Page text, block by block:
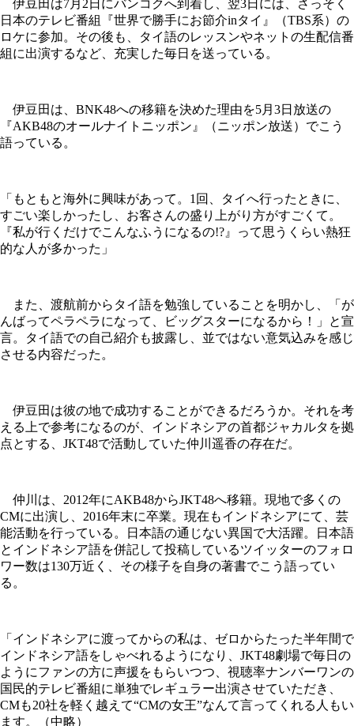
伊豆田は7月2日にバンコクへ到着し、翌3日には、さっそく
日本のテレビ番組『世界で勝手にお節介inタイ』（TBS系）の
ロケに参加。その後も、タイ語のレッスンやネットの生配信番
組に出演するなど、充実した毎日を送っている。
伊豆田は、BNK48への移籍を決めた理由を5月3日放送の
『AKB48のオールナイトニッポン』（ニッポン放送）でこう
語っている。
「もともと海外に興味があって。1回、タイへ行ったときに、
すごい楽しかったし、お客さんの盛り上がり方がすごくて。
『私が行くだけでこんなふうになるの!?』って思うくらい熱狂
的な人が多かった」
また、渡航前からタイ語を勉強していることを明かし、「が
んばってペラペラになって、ビッグスターになるから！」と宣
言。タイ語での自己紹介も披露し、並ではない意気込みを感じ
させる内容だった。
伊豆田は彼の地で成功することができるだろうか。それを考
える上で参考になるのが、インドネシアの首都ジャカルタを拠
点とする、JKT48で活動していた仲川遥香の存在だ。
仲川は、2012年にAKB48からJKT48へ移籍。現地で多くの
CMに出演し、2016年末に卒業。現在もインドネシアにて、芸
能活動を行っている。日本語の通じない異国で大活躍。日本語
とインドネシア語を併記して投稿しているツイッターのフォロ
ワー数は130万近く、その様子を自身の著書でこう語ってい
る。
「インドネシアに渡ってからの私は、ゼロからたった半年間で
インドネシア語をしゃべれるようになり、JKT48劇場で毎日の
ようにファンの方に声援をもらいつつ、視聴率ナンバーワンの
国民的テレビ番組に単独でレギュラー出演させていただき、
CMも20社を軽く越えて“CMの女王”なんて言ってくれる人もい
ます。（中略）